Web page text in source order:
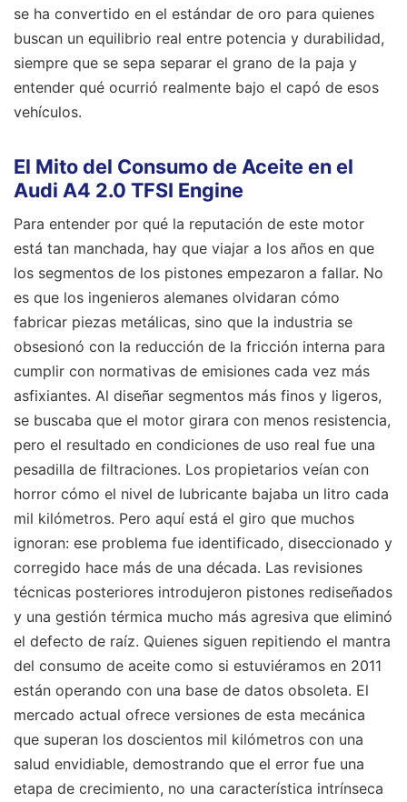
se ha convertido en el estándar de oro para quienes
buscan un equilibrio real entre potencia y durabilidad,
siempre que se sepa separar el grano de la paja y
entender qué ocurrió realmente bajo el capó de esos
vehículos.
El Mito del Consumo de Aceite en el
Audi A4 2.0 TFSI Engine
Para entender por qué la reputación de este motor
está tan manchada, hay que viajar a los años en que
los segmentos de los pistones empezaron a fallar. No
es que los ingenieros alemanes olvidaran cómo
fabricar piezas metálicas, sino que la industria se
obsesionó con la reducción de la fricción interna para
cumplir con normativas de emisiones cada vez más
asfixiantes. Al diseñar segmentos más finos y ligeros,
se buscaba que el motor girara con menos resistencia,
pero el resultado en condiciones de uso real fue una
pesadilla de filtraciones. Los propietarios veían con
horror cómo el nivel de lubricante bajaba un litro cada
mil kilómetros. Pero aquí está el giro que muchos
ignoran: ese problema fue identificado, diseccionado y
corregido hace más de una década. Las revisiones
técnicas posteriores introdujeron pistones rediseñados
y una gestión térmica mucho más agresiva que eliminó
el defecto de raíz. Quienes siguen repitiendo el mantra
del consumo de aceite como si estuviéramos en 2011
están operando con una base de datos obsoleta. El
mercado actual ofrece versiones de esta mecánica
que superan los doscientos mil kilómetros con una
salud envidiable, demostrando que el error fue una
etapa de crecimiento, no una característica intrínseca